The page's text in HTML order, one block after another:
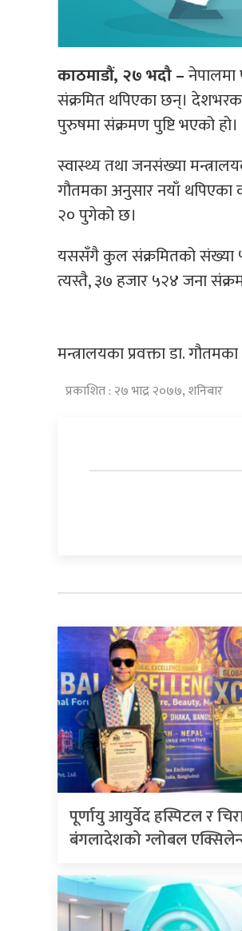
काठमाडौं, २७ भदौ –
संक्रमित थपिएका छन्।
पुरुषमा संक्रमण पुष्टि भएको हो।
स्वास्थ्य तथा जनसंख्या
गौतमका अनुसार नयाँ थपिएका
२० पुगेको छ।
यससँगै कुल संक्रमितको संख्या
त्यस्तै, ३७ हजार ५२४ जना
मन्त्रालयका प्रवक्ता डा.
प्रकाशित : २७ भाद्र २०७७, शनिबार
पूर्णायु आयुर्वेद हस्पिटल र
बंगलादेशको ग्लोबल